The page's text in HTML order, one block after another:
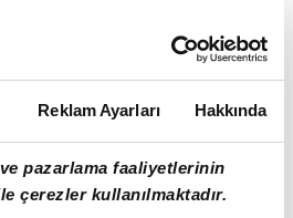
Reklam Ayarları Hakkında
pazarlama faaliyetlerinin
çerezler kullanılmaktadır.